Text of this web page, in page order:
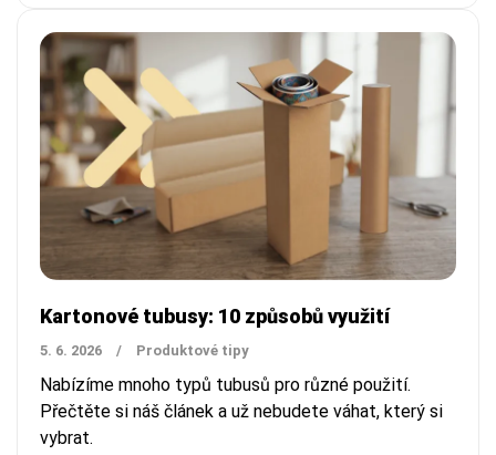
Kartonové tubusy: 10 způsobů využití
5. 6. 2026 / Produktové tipy
Nabízíme mnoho typů tubusů pro různé použití.
Přečtěte si náš článek a už nebudete váhat, který si
vybrat.